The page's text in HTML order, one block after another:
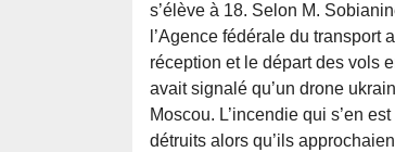
s’élève à 18. Selon M.
l’Agence fédérale du
réception et le départ des vols
avait signalé qu’un drone
Moscou. L’incendie qui s’en
détruits alors qu’ils